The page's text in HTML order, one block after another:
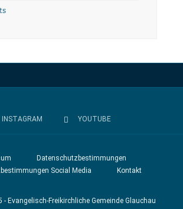
INSTAGRAM YOUTUBE
Datenschutzbestimmungen
Social Media
Kontakt
Evangelisch-Freikirchliche Gemeinde Glauchau